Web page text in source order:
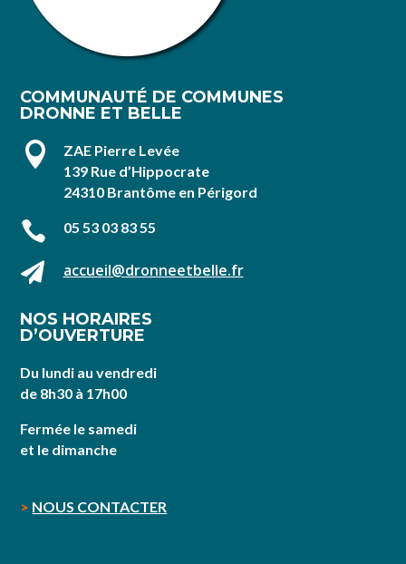
COMMUNAUTÉ DE COMMUNES
DRONNE ET BELLE

ZAE Pierre Levée
139 Rue d’Hippocrate
24310 Brantôme en Périgord
 05 53 03 83 55
 accueil@dronneetbelle.fr
NOS HORAIRES
D’OUVERTURE
Du lundi au vendredi
de 8h30 à 17h00
Fermée le samedi
et le dimanche
> NOUS CONTACTER